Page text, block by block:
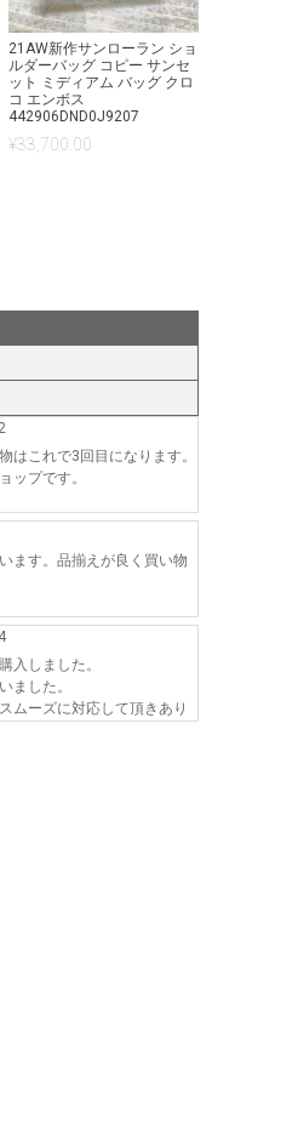
21AW新作サンローラン ショ
ルダーバッグ コピー サンセ
ット ミディアム バッグ クロ
コ エンボス
442906DND0J9207
¥33,700.00
はこれで3回目になります。
ップです。
ます。品揃えが良く買い物
入しました。
ました。
ムーズに対応して頂きあり